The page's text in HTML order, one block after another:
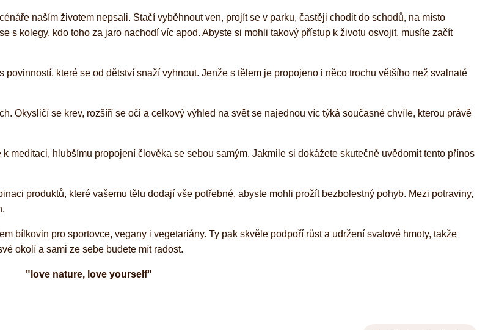
naším životem nepsali. Stačí vyběhnout ven, projít se v parku, častěji chodit do schodů, na místo
s kolegy, kdo toho za jaro nachodí víc apod. Abyste si mohli takový přístup k životu osvojit, musíte začít
které se od dětství snaží vyhnout. Jenže s tělem je propojeno i něco trochu většího než svalnaté
Okysličí se krev, rozšíří se oči a celkový výhled na svět se najednou víc týká současné chvíle, kterou právě
meditaci, hlubšímu propojení člověka se sebou samým. Jakmile si dokážete skutečně uvědomit tento přínos
produktů, které vašemu tělu dodají vše potřebné, abyste mohli prožít bezbolestný pohyb. Mezi potraviny,
bílkovin pro sportovce, vegany i vegetariány. Ty pak skvěle podpoří růst a udržení svalové hmoty, takže
okolí a sami ze sebe budete mít radost.
"love nature, love yourself"